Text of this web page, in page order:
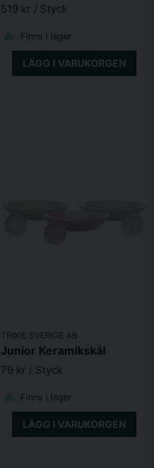
519 kr / Styck
Finns i lager
LÄGG I VARUKORGEN
TRIXIE SVERIGE AB
Junior Keramikskål
79 kr / Styck
Finns i lager
LÄGG I VARUKORGEN